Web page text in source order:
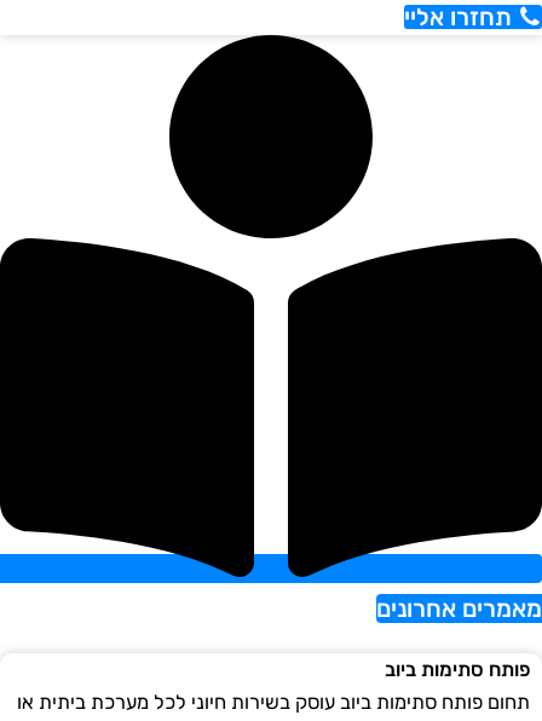
תחזרו אליי
אחרונים
פותח סתימות ביוב
תחום פותח סתימות ביוב עוסק בשירות חיוני לכל מערכת ביתית או